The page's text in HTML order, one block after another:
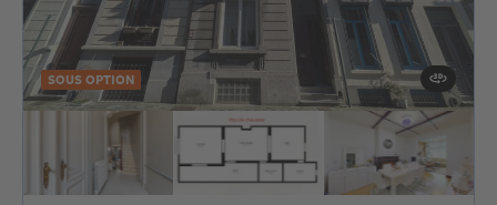
SOUS OPTION